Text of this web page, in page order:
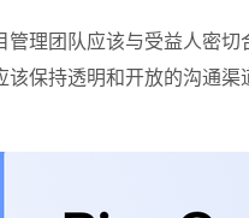
理团队应该与受益人密
保持透明和开放的沟通